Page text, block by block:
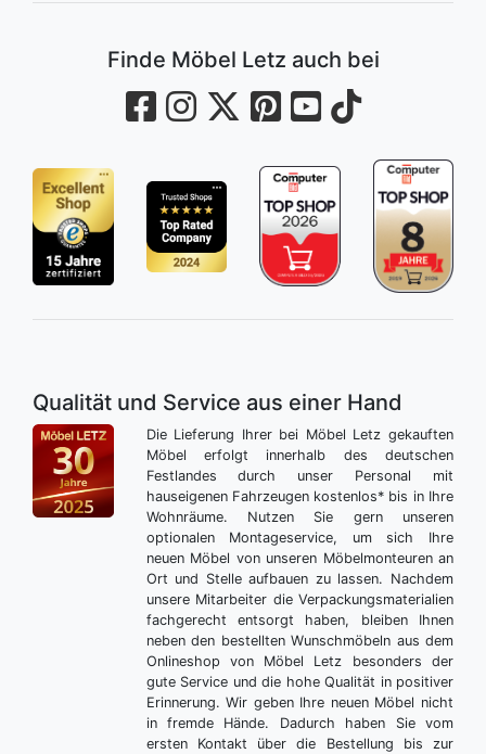
Finde Möbel Letz auch bei
Qualität und Service aus einer Hand
Die Lieferung Ihrer bei Möbel Letz gekauften
Möbel erfolgt innerhalb des deutschen
Festlandes durch unser Personal mit
hauseigenen Fahrzeugen kostenlos* bis in Ihre
Wohnräume. Nutzen Sie gern unseren
optionalen Montageservice, um sich Ihre
neuen Möbel von unseren Möbelmonteuren an
Ort und Stelle aufbauen zu lassen. Nachdem
unsere Mitarbeiter die Verpackungsmaterialien
fachgerecht entsorgt haben, bleiben Ihnen
neben den bestellten Wunschmöbeln aus dem
Onlineshop von Möbel Letz besonders der
gute Service und die hohe Qualität in positiver
Erinnerung. Wir geben Ihre neuen Möbel nicht
in fremde Hände. Dadurch haben Sie vom
ersten Kontakt über die Bestellung bis zur